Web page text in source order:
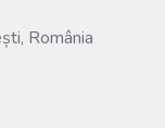
România